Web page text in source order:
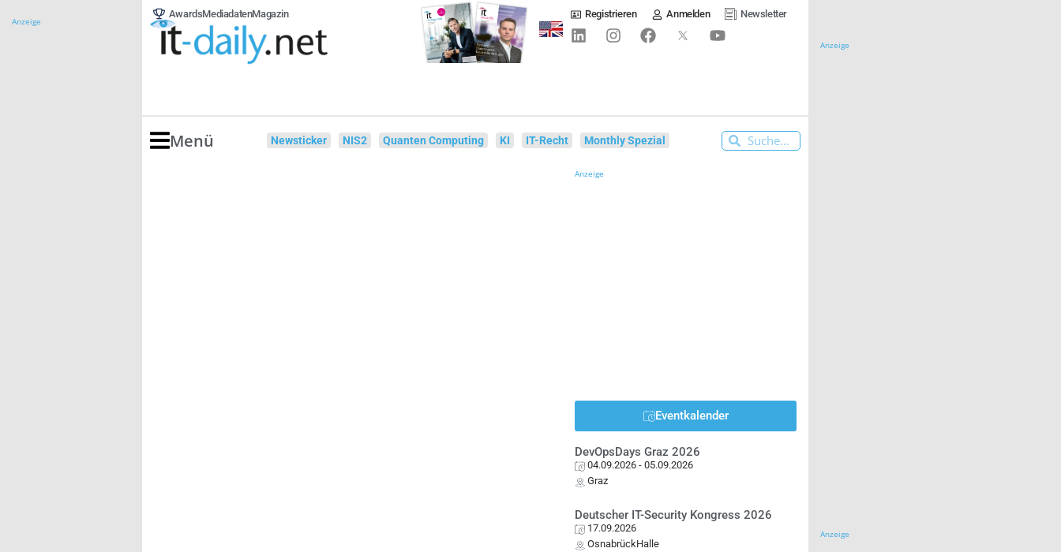
Anzeige
AwardsMediadatenMagazin Registrieren Anmelden Newsletter
Menü Newsticker NIS2 Quanten Computing KI IT-Recht Monthly Spezial
Anzeige
Eventkalender
DevOpsDays Graz 2026
04.09.2026 - 05.09.2026
Graz
Deutscher IT-Security Kongress 2026
17.09.2026
OsnabrückHalle
Anzeige
Anzeige